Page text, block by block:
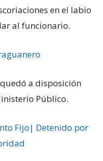
en el labio
al funcionario.
a disposición
Público.
Fijo| Detenido por